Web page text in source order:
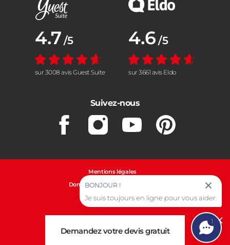
Note moyenne :
4.7 /5
sur 3008 avis Guest Suite
Note moyenne :
4.6 /5
sur 3661 avis Eldo
Suivez-nous
FacebookInstagramYoutubePinterest
Mentions légales
Données personnelles et cookies
Gestion des cookies
Demandez votre devis gratuit
1
BONJOUR !
Je suis toujours en ligne pour vous aider.